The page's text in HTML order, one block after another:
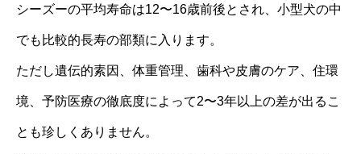
シーズーの平均寿命は12〜16歳前後とされ、小型犬の中
でも比較的長寿の部類に入ります。
ただし遺伝的素因、体重管理、歯科や皮膚のケア、住環
境、予防医療の徹底度によって2〜3年以上の差が出るこ
とも珍しくありません。